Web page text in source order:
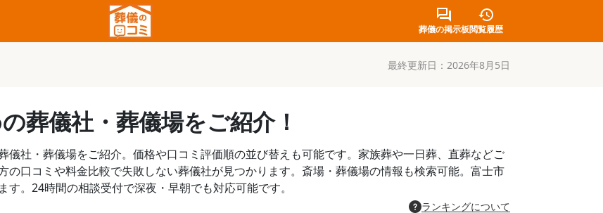
葬儀の掲示板閲覧履歴
最終更新日： 2026年8月5日
葬儀社・葬儀場をご紹介！
儀社・葬儀場をご紹介。価格や口コミ評価順の並び替えも可能です。家族葬や一日葬、直葬などご
の口コミや料金比較で失敗しない葬儀社が見つかります。斎場・葬儀場の情報も検索可能。富士市
。24時間の相談受付で深夜・早朝でも対応可能です。
ランキングについて